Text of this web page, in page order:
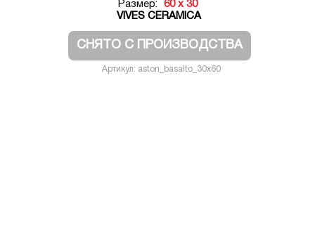
Размер:
60 x 30
VIVES CERAMICA
СНЯТО С ПРОИЗВОДСТВА
Артикул: aston_basalto_30x60